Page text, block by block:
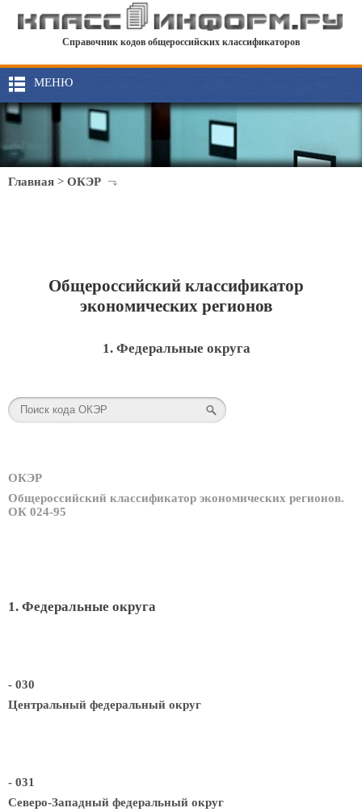
Справочник кодов общероссийских классификаторов
МЕНЮ
Главная > ОКЭР
Общероссийский классификатор
экономических регионов
1. Федеральные округа
ОКЭР
Общероссийский классификатор экономических регионов.
ОК 024-95
1. Федеральные округа
- 030
Центральный федеральный округ
- 031
Северо-Западный федеральный округ